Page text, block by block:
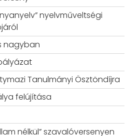
nyelvműveltségi
nagyban
Tanulmányi Ösztöndíjra
felújítása
nélkül” szavalóversenyen